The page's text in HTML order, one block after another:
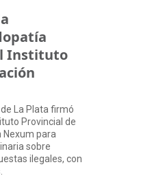
Instituto
de La Plata firmó
Provincial de
Nexum para
sobre
ilegales, con